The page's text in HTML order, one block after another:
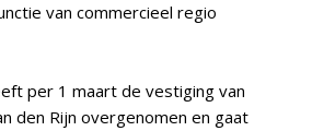
van commercieel regio
per 1 maart de vestiging van
den Rijn overgenomen en gaat